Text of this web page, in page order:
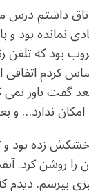
داشتم درس
نمانده بود و
بود که تلفن
کردم اتفاقی
گفت باور نمی
امکان ندارد…
خشکش زده بود و
را روشن کرد.
بپرسم. دیدم